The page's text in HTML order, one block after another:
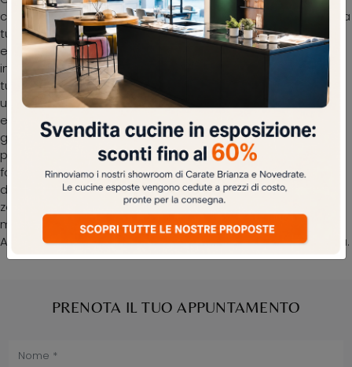
conosciuto brand, leader del settore, potrai completare la
tua camera da letto assicurandoti comodità, funzionalità
e uno stile raffinato. Se vuoi ricreare un'ambientazione
intima e rilassante, il modello presente in foto fa al caso
tuo: nella stanza del riposo dovrai ricreare
un'ambientazione rilassante, per farti ritemprare le
energie psicofisiche ogni notte. Durata dei materiali e
grande comfort sono gli ingredienti che distinguono tutti i
prodotti del marchio, tra cui anche il letto in tessuto nella
fotografia. Scopri nel nostro showroom un ricco catalogo
di Letti con contenitore, mobili e oggetti accessori per la
zona notte dei migliori produttori. Se vuoi allestire spazi
moderni, ti aspettiamo per illustrarti la nostra profilo di
Arredamento Casa per realizzare il tuo concept su misura.
PRENOTA IL TUO APPUNTAMENTO